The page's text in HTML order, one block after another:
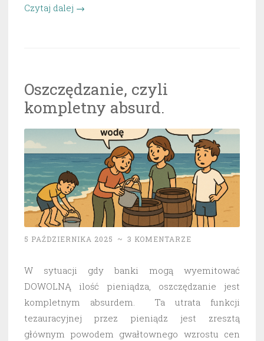
Czytaj dalej „Tak
w
przestrzeni
publicznej”
→
Oszczędzanie, czyli
kompletny absurd.
5 PAŹDZIERNIKA 2025 ~ 3 KOMENTARZE
W sytuacji gdy banki mogą wyemitować
DOWOLNĄ ilość pieniądza, oszczędzanie jest
kompletnym absurdem. Ta utrata funkcji
tezauracyjnej przez pieniądz jest zresztą
głównym powodem gwałtownego wzrostu cen